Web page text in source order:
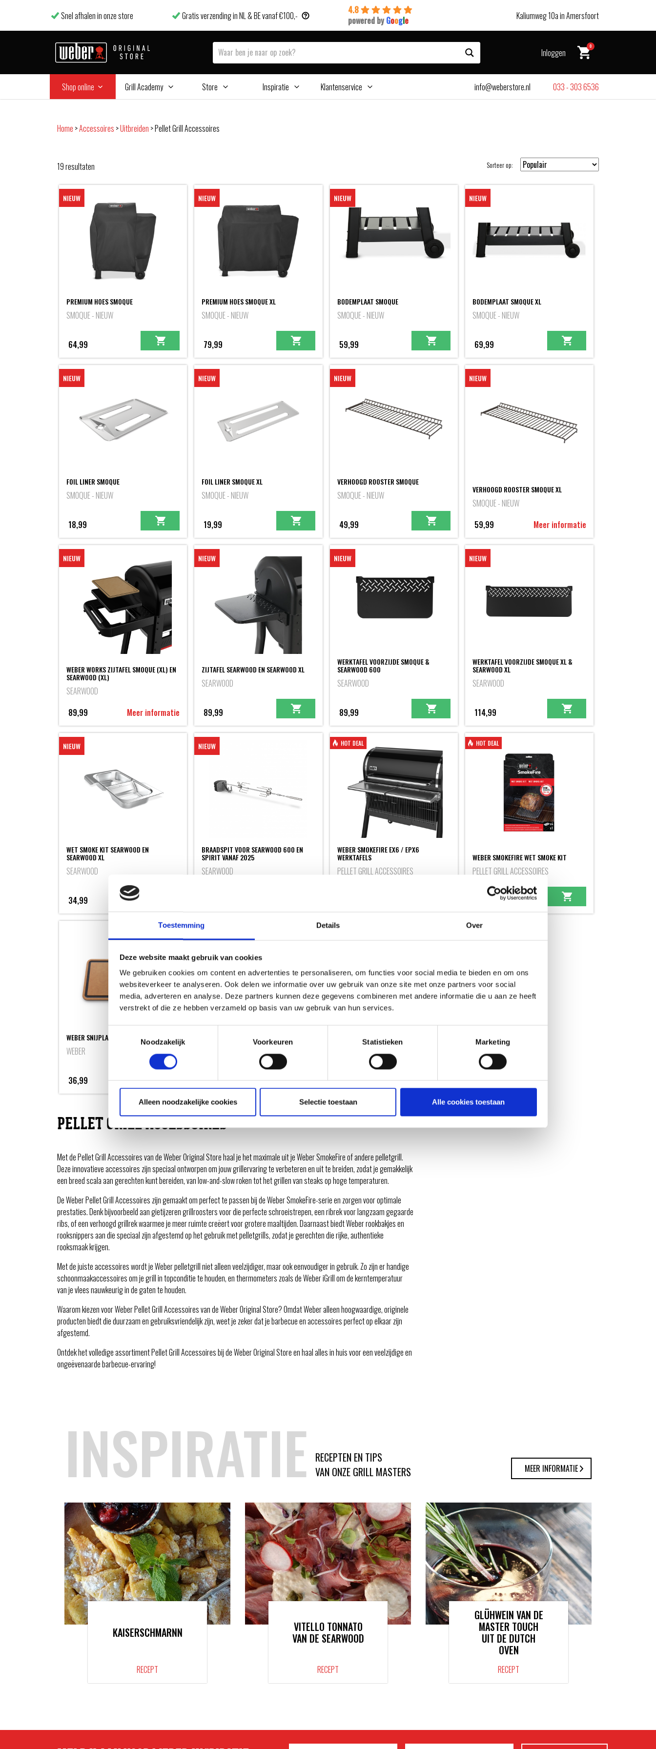
Toestemming Details Over
Deze website maakt gebruik van cookies
We gebruiken cookies om content en advertenties te personaliseren, om functies voor social media te bieden en om ons
websiteverkeer te analyseren. Ook delen we informatie over uw gebruik van onze site met onze partners voor social
media, adverteren en analyse. Deze partners kunnen deze gegevens combineren met andere informatie die u aan ze heeft
verstrekt of die ze hebben verzameld op basis van uw gebruik van hun services.
Noodzakelijk
Voorkeuren Statistieken Marketing
Alleen noodzakelijke cookies Selectie toestaan Alle cookies toestaan
Snel afhalen in onze store Gratis verzending in NL & BE vanaf €100,-
4.8
powered by Google Kaliumweg 10a in Amersfoort
Inloggen
0
Shop online Grill Academy Store Inspiratie Klantenservice info@weberstore.nl 033 - 303 6536
Home >Accessoires >Uitbreiden >Pellet Grill Accessoires
19resultaten Sorteer op:
NIEUW
PREMIUM HOES SMOQUE
SMOQUE - NIEUW
64,99
NIEUW
PREMIUM HOES SMOQUE XL
SMOQUE - NIEUW
79,99
NIEUW
BODEMPLAAT SMOQUE
SMOQUE - NIEUW
59,99
NIEUW
BODEMPLAAT SMOQUE XL
SMOQUE - NIEUW
69,99
NIEUW
FOIL LINER SMOQUE
SMOQUE - NIEUW
18,99
NIEUW
FOIL LINER SMOQUE XL
SMOQUE - NIEUW
19,99
NIEUW
VERHOOGD ROOSTER SMOQUE
SMOQUE - NIEUW
49,99
NIEUW
VERHOOGD ROOSTER SMOQUE XL
SMOQUE - NIEUW
59,99
Meer informatie
NIEUW
WEBER WORKS ZIJTAFEL SMOQUE (XL) EN
SEARWOOD (XL)
SEARWOOD
89,99
Meer informatie
NIEUW
ZIJTAFEL SEARWOOD EN SEARWOOD XL
SEARWOOD
89,99
NIEUW
WERKTAFEL VOORZIJDE SMOQUE &
SEARWOOD 600
SEARWOOD
89,99
NIEUW
WERKTAFEL VOORZIJDE SMOQUE XL &
SEARWOOD XL
SEARWOOD
114,99
NIEUW
WET SMOKE KIT SEARWOOD EN
SEARWOOD XL
SEARWOOD
34,99
NIEUW
BRAADSPIT VOOR SEARWOOD 600 EN
SPIRIT VANAF 2025
SEARWOOD
HOT DEAL
WEBER SMOKEFIRE EX6 / EPX6
WERKTAFELS
PELLET GRILL ACCESSOIRES
prijs
prijs
HOT DEAL
WEBER SMOKEFIRE WET SMOKE KIT
PELLET GRILL ACCESSOIRES
29,99Oorspronkelijke
prijs
Huidige
prijs
WEBER SNIJPLANK
WEBER
36,99
GIETIJZEREN GRILLROOSTER VOOR DE
69,99
Meer informatie
WEBER PELLET OPBERGZAK
PELLET GRILL ACCESSOIRES
36,99
PELLET GRILL ACCESSOIRES
Met de Pellet Grill Accessoires van de Weber Original Store haal je het maximale uit je Weber SmokeFire of andere pelletgrill.
Deze innovatieve accessoires zijn speciaal ontworpen om jouw grillervaring te verbeteren en uit te breiden, zodat je gemakkelijk
een breed scala aan gerechten kunt bereiden, van low-and-slow roken tot het grillen van steaks op hoge temperaturen.
De Weber Pellet Grill Accessoires zijn gemaakt om perfect te passen bij de Weber SmokeFire-serie en zorgen voor optimale
prestaties. Denk bijvoorbeeld aan gietijzeren grillroosters voor die perfecte schroeistrepen, een ribrek voor langzaam gegaarde
ribs, of een verhoogd grillrek waarmee je meer ruimte creëert voor grotere maaltijden. Daarnaast biedt Weber rookbakjes en
rooksnippers aan die speciaal zijn afgestemd op het gebruik met pelletgrills, zodat je gerechten die rijke, authentieke
rooksmaak krijgen.
Met de juiste accessoires wordt je Weber pelletgrill niet alleen veelzijdiger, maar ook eenvoudiger in gebruik. Zo zijn er handige
schoonmaakaccessoires om je grill in topconditie te houden, en thermometers zoals de Weber iGrill om de kerntemperatuur
van je vlees nauwkeurig in de gaten te houden.
Waarom kiezen voor Weber Pellet Grill Accessoires van de Weber Original Store? Omdat Weber alleen hoogwaardige, originele
producten biedt die duurzaam en gebruiksvriendelijk zijn, weet je zeker dat je barbecue en accessoires perfect op elkaar zijn
afgestemd.
Ontdek het volledige assortiment Pellet Grill Accessoires bij de Weber Original Store en haal alles in huis voor een veelzijdige en
ongeëvenaarde barbecue-ervaring!
INSPIRATIE
RECEPTEN EN TIPS
VAN ONZE GRILL MASTERS
MEER INFORMATIE
KAISERSCHMARNN
RECEPT
VITELLO TONNATO
VAN DE SEARWOOD
RECEPT
GLÜHWEIN VAN DE
MASTER TOUCH
UIT DE DUTCH
OVEN
RECEPT